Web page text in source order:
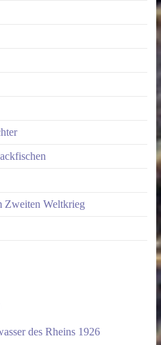
Zweiten Weltkrieg
des Rheins 1926